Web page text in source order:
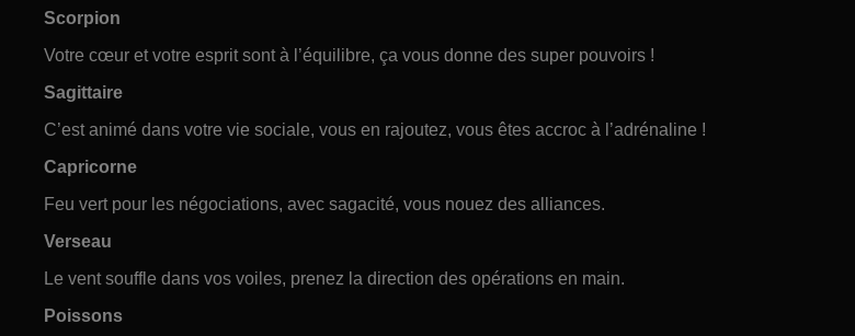
Scorpion
Votre cœur et votre esprit sont à l’équilibre, ça vous donne des super pouvoirs !
Sagittaire
C’est animé dans votre vie sociale, vous en rajoutez, vous êtes accroc à l’adrénaline !
Capricorne
Feu vert pour les négociations, avec sagacité, vous nouez des alliances.
Verseau
Le vent souffle dans vos voiles, prenez la direction des opérations en main.
Poissons